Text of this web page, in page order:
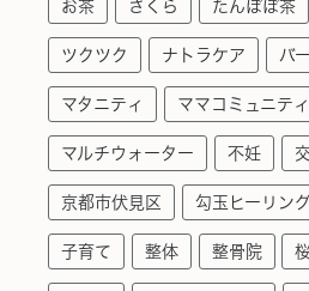
お茶 さくら たんぽぽ茶
ツクツク ナトラケア バ
マタニティ ママコミュニティ
マルチウォーター 不妊
京都市伏見区 勾玉ヒーリン
子育て 整体 整骨院